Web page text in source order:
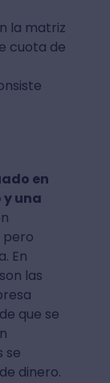
la matriz
cuota de
en
una
pero
En
las
que se
se
dinero.